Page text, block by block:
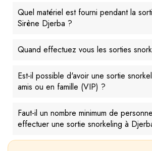
Quel matériel est fourni pendant la
Sirène Djerba ?
Quand effectuez vous les sorties
Est-il possible d'avoir une sortie
amis ou en famille (VIP) ?
Faut-il un nombre minimum de
effectuer une sortie snorkeling à